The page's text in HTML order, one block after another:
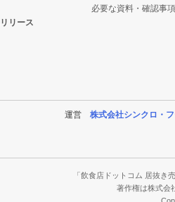
居抜き売却物件の案件一覧
居抜き売却物件の案件一覧
飲食店の居抜き売却物件の案件一覧
の居抜き売却物件の案件一覧
抜き売却物件の案件一覧
抜き売却物件の案件一覧
居抜き売却物件の案件一覧
リース
必要な資料・確認事項
運営 株式会社シンクロ・
「飲食店ドットコム 居抜き
著作権は株式会